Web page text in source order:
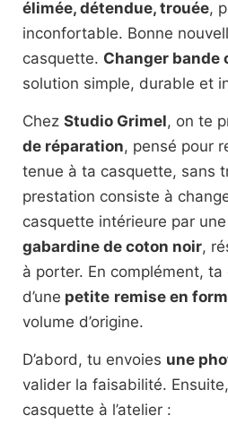
élimée, détendue, trouée,
inconfortable. Bonne
casquette. Changer bande
solution simple, durable et
Chez Studio Grimel, on te
de réparation, pensé pour
tenue à ta casquette, sans
prestation consiste à
casquette intérieure par une
gabardine de coton noir,
à porter. En complément,
d’une petite remise en
volume d’origine.
D’abord, tu envoies une
valider la faisabilité.
casquette à l’atelier :